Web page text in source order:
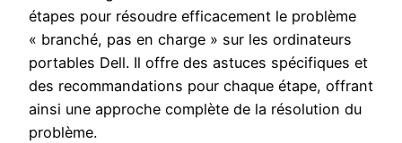
étapes pour résoudre efficacement le problème
« branché, pas en charge » sur les ordinateurs
portables Dell. Il offre des astuces spécifiques et
des recommandations pour chaque étape, offrant
ainsi une approche complète de la résolution du
problème.